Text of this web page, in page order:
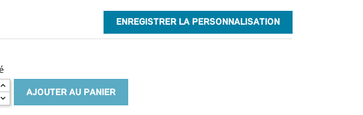
ENREGISTRER LA PERSONNALISATION
AJOUTER AU PANIER